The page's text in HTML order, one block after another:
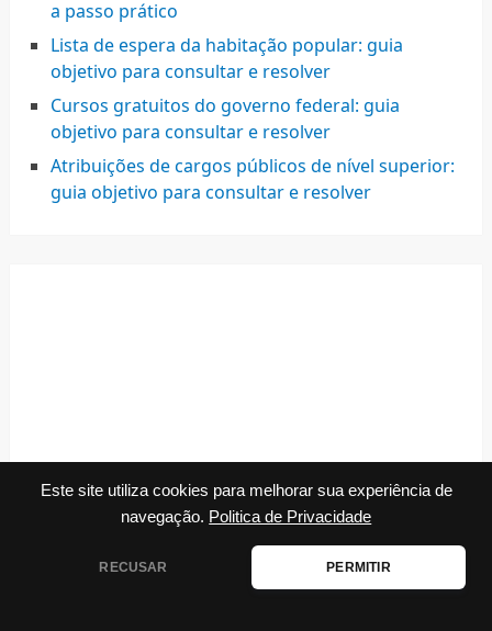
Este site utiliza cookies para melhorar sua experiência de
navegação. Politica de Privacidade
RECUSAR PERMITIR
a passo prático
Lista de espera da habitação popular: guia
objetivo para consultar e resolver
Cursos gratuitos do governo federal: guia
objetivo para consultar e resolver
Atribuições de cargos públicos de nível superior:
guia objetivo para consultar e resolver